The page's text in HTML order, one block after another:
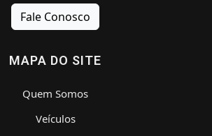
Fale Conosco
MAPA DO SITE
Quem Somos
Veículos